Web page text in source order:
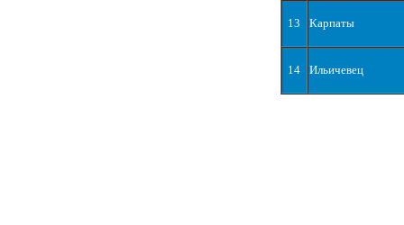
13 Карпаты
14 Ильичевец